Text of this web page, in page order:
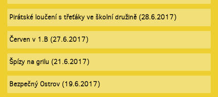
Pirátské loučení s třeťáky ve školní družině (28.6.2017)
Červen v 1.B (27.6.2017)
Špízy na grilu (21.6.2017)
Bezpečný Ostrov (19.6.2017)